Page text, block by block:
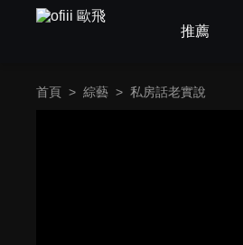
推薦
首頁 > 綜藝 > 私房話老實說